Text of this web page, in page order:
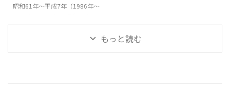
地震（柏崎刈羽原発も被災） 消
首相辞任、福田康夫内閣発足 郵
拓殖銀行が破綻（戦後最大級の金
融破綻） 長野県でナホトカ号重
昭和61年〜平成7年（1986年〜
（1986年） チェルノブイリ原発
事故（ソ連） バレンタインデー
もっと読む